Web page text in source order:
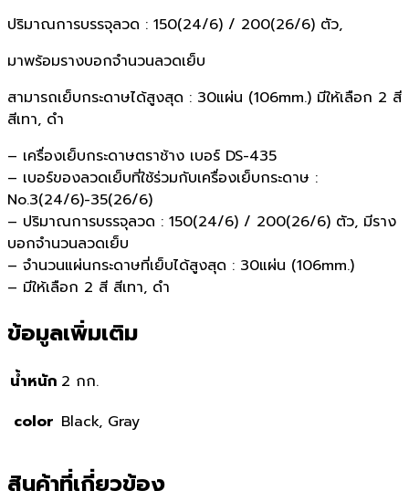
ปริมาณการบรรจุลวด : 150(24/6) / 200(26/6) ตัว,
มาพร้อมรางบอกจำนวนลวดเย็บ
สามารถเย็บกระดาษได้สูงสุด : 30แผ่น (106mm.) มีให้เลือก 2 สี
สีเทา, ดำ
– เครื่องเย็บกระดาษตราช้าง เบอร์ DS-435
– เบอร์ของลวดเย็บที่ใช้ร่วมกับเครื่องเย็บกระดาษ :
No.3(24/6)-35(26/6)
– ปริมาณการบรรจุลวด : 150(24/6) / 200(26/6) ตัว, มีราง
บอกจำนวนลวดเย็บ
– จำนวนแผ่นกระดาษที่เย็บได้สูงสุด : 30แผ่น (106mm.)
– มีให้เลือก 2 สี สีเทา, ดำ
ข้อมูลเพิ่มเติม
น้ำหนัก 2 กก.
color Black, Gray
สินค้าที่เกี่ยวข้อง